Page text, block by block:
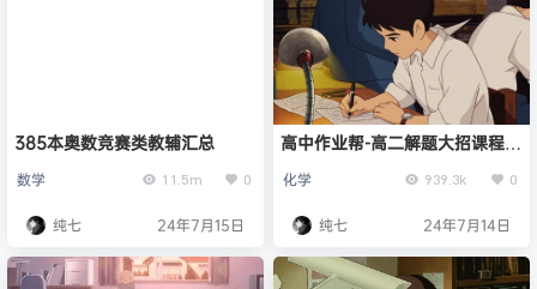
385本奥数竞赛类教辅汇总
数学 11.5m 0
纯七 24年7月15日
高中作业帮-高二解题大招课程合
化学 939.3k 0
纯七 24年7月14日